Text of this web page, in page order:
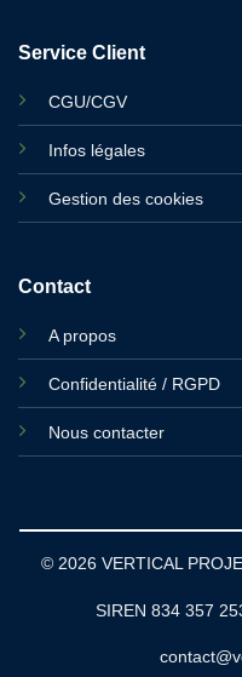
Service Client
CGU/CGV
Infos légales
Gestion des cookies
Contact
A propos
Confidentialité / RGPD
Nous contacter
© 2026 VERTICAL
SIREN 834 357